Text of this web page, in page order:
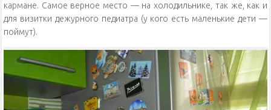
кармане. Самое верное место — на холодильнике, так же, как и
для визитки дежурного педиатра (у кого есть маленькие дети —
поймут).